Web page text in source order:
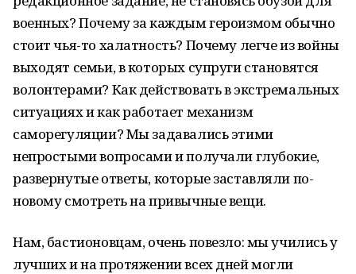
военных? Почему за каждым героизмом обычно
стоит чья-то халатность? Почему легче из войны
выходят семьи, в которых супруги становятся
волонтерами? Как действовать в экстремальных
ситуациях и как работает механизм
саморегуляции? Мы задавались этими
непростыми вопросами и получали глубокие,
развернутые ответы, которые заставляли по-
новому смотреть на привычные вещи.
Нам, бастионовцам, очень повезло: мы учились у
лучших и на протяжении всех дней могли